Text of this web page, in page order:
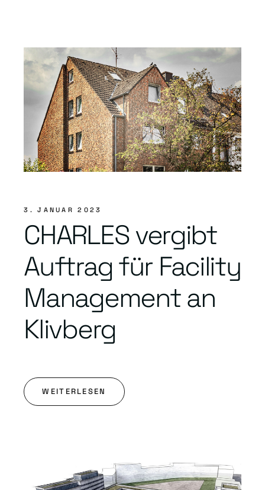
3. JANUAR 2023
CHARLES vergibt
Auftrag für Facility
Management an
Klivberg
WEITERLESEN